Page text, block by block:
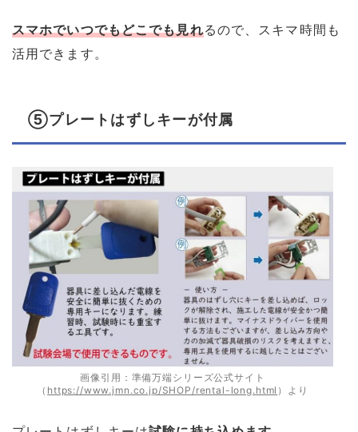
スマホでいつでもどこでも見れるので、スキマ時間も
活用できます。
⑤プレートはずしキーが付属
画像引用：準備万端シリーズ公式サイト
（ https://www.jmn.co.jp/SHOP/rental-long.html ）より